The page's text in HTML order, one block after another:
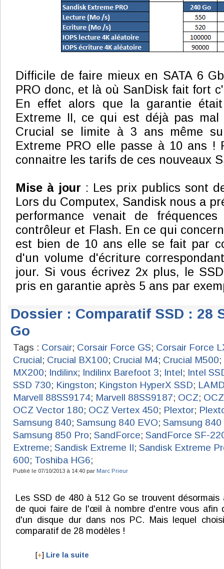
Difficile de faire mieux en SATA 6
PRO donc, et là où SanDisk fait fort
En effet alors que la garantie
Extreme II, ce qui est déjà pas
Crucial se limite à 3 ans même
Extreme PRO elle passe à 10 ans !
connaitre les tarifs de ces nouveaux
Mise à jour : Les prix publics sont
Lors du Computex, Sandisk nous a
performance venait de
contrôleur et Flash. En ce qui
est bien de 10 ans elle se fait par
d'un volume d'écriture
jour. Si vous écrivez 2x plus, le
pris en garantie après 5 ans par
Dossier : Comparatif SSD : 28
Go
Tags : Corsair; Corsair Force GS; Corsair Force
Crucial; Crucial BX100; Crucial M4; Crucial M500;
MX200; Indilinx; Indilinx Barefoot 3; Intel; Intel
SSD 730; Kingston; Kingston HyperX SSD;
Marvell 88SS9174; Marvell 88SS9187; OCZ;
OCZ Vector 180; OCZ Vertex 450; Plextor;
Samsung 840; Samsung 840 EVO; Samsung 840
Samsung 850 Pro; SandForce; SandForce SF-
Extreme; Sandisk Extreme II; Sandisk Extreme
600; Toshiba HG6;
Publié le 07/10/2013 à 14:40 par Marc Prieur
Les SSD de 480 à 512 Go se trouvent désormais
de quoi faire de l'œil à nombre d'entre vous afin
d'un disque dur dans nos PC. Mais lequel
comparatif de 28 modèles !
[+] Lire la suite